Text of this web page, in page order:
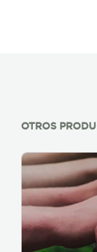
OTROS